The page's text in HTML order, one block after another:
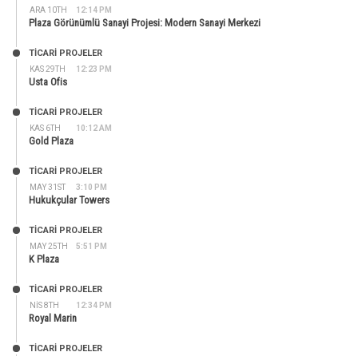
ARA 10TH 12:14 PM
Plaza Görünümlü Sanayi Projesi: Modern Sanayi Merkezi
KAS 29TH 12:23 PM
TİCARİ PROJELER
Usta Ofis
KAS 6TH 10:12 AM
TİCARİ PROJELER
Gold Plaza
MAY 31ST 3:10 PM
TİCARİ PROJELER
Hukukçular Towers
MAY 25TH 5:51 PM
TİCARİ PROJELER
K Plaza
NIS 8TH 12:34 PM
TİCARİ PROJELER
Royal Marin
TİCARİ PROJELER